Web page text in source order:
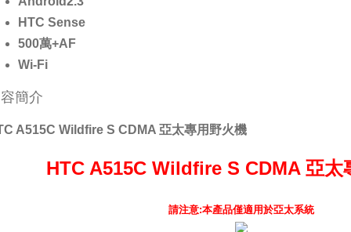
HTC Sense
500萬+AF
Wi-Fi
簡介
A515C Wildfire S CDMA 亞太專用野火機
HTC A515C Wildfire S CDMA 亞太
請注意:本產品僅適用於亞太系統